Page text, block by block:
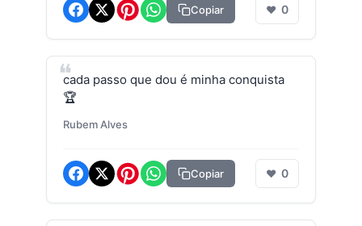
Copiar ❤ 0
cada passo que dou é minha conquista
🏆
Rubem Alves
Copiar ❤ 0